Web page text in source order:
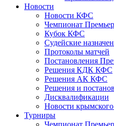
Новости
Новости КФС
Чемпионат
Кубок КФС
Судейские
Протоколы матчей
Постановления
Решения КДК КФС
Решения АК КФС
Решения и
Дисквалификации
Новости
Турниры
Чемпионат